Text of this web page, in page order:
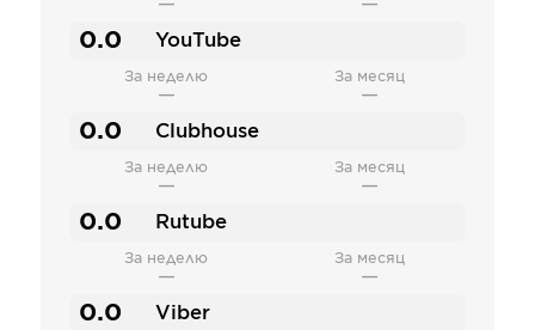
— —
0.0 YouTube
За неделю
—
За месяц
—
0.0 Clubhouse
За неделю
—
За месяц
—
0.0 Rutube
За неделю
—
За месяц
—
0.0 Viber